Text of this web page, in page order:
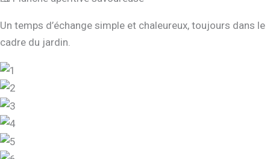
Un temps d’échange simple et chaleureux, toujours dans le
cadre du jardin.